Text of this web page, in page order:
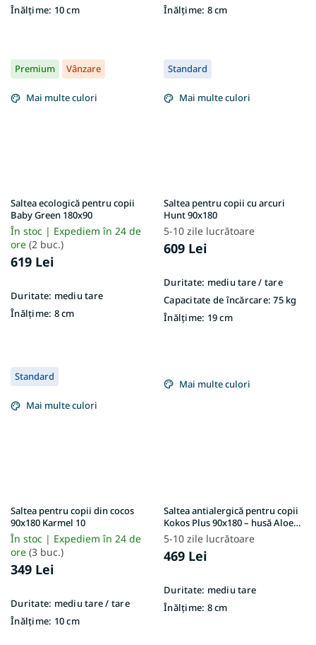
Înălțime: 10 cm
Înălțime: 8 cm
Premium Vânzare
Mai multe culori
Saltea ecologică pentru copii
Baby Green 180x90
În stoc | Expediem în 24 de
ore (2 buc.)
619 Lei
Duritate: mediu tare
Înălțime: 8 cm
Standard
Mai multe culori
Saltea pentru copii cu arcuri
Hunt 90x180
5-10 zile lucrătoare
609 Lei
Duritate: mediu tare / tare
Capacitate de încărcare:75 kg
Înălțime: 19 cm
Standard
Mai multe culori
Saltea pentru copii din cocos
90x180 Karmel 10
În stoc | Expediem în 24 de
ore (3 buc.)
349 Lei
Duritate: mediu tare / tare
Înălțime: 10 cm
Mai multe culori
Saltea antialergică pentru copii
Kokos Plus 90x180 – husă Aloe
Vera
5-10 zile lucrătoare
469 Lei
Duritate: mediu tare
Înălțime: 8 cm